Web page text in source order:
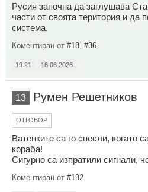
Русия започна да заглушава
части от своята територия и да
система.
Коментиран от #18 #36
19:21 16.06.2026
13 Румен Решетников
ОТГОВОР
Ватенките са го снесли, когато
кораба!
Сигурно са изпратили сигнали,
Коментиран от #192